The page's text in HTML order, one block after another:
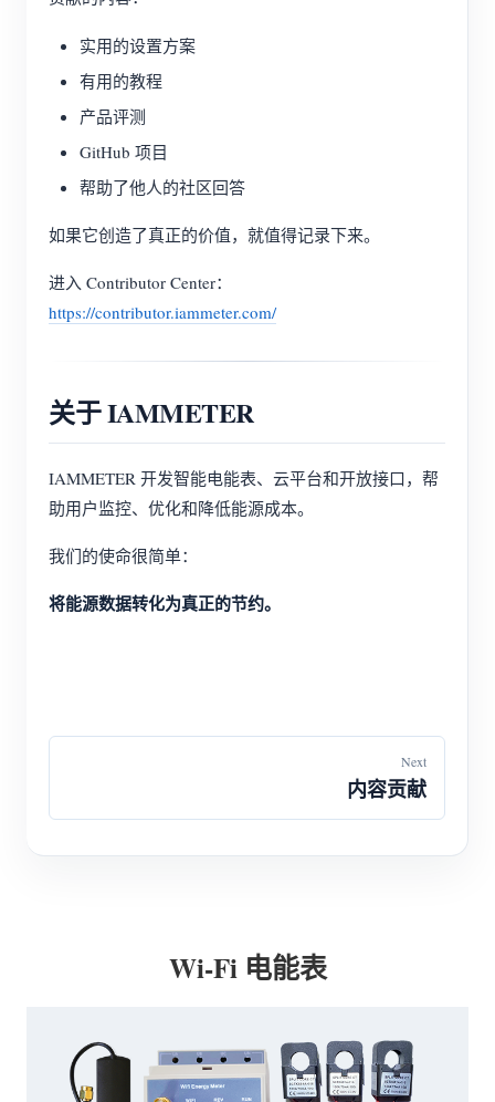
实用的设置方案
有用的教程
产品评测
GitHub 项目
帮助了他人的社区回答
如果它创造了真正的价值，就值得记录下来。
进入 Contributor Center：
https://contributor.iammeter.com/
关于 IAMMETER
IAMMETER 开发智能电能表、云平台和开放接口，帮
助用户监控、优化和降低能源成本。
我们的使命很简单：
将能源数据转化为真正的节约。
Next
内容贡献
Wi-Fi 电能表